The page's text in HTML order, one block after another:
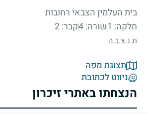
בית העלמין הצבאי רחובות
חלקה: 1
שורה: 4 קבר: 2
ת.נ.צ.ב.ה
תצוגת מפה
ניווט לכתובת
הנצחתו באתרי זיכרון